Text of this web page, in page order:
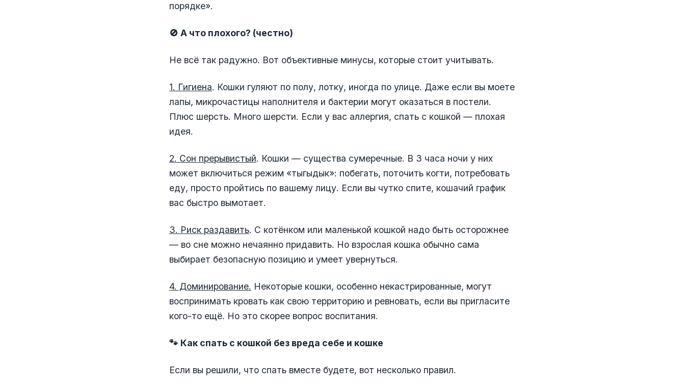
порядке».
🚫 А что плохого? (честно)
Не всё так радужно. Вот объективные минусы, которые стоит учитывать.
1. Гигиена. Кошки гуляют по полу, лотку, иногда по улице. Даже если вы моете
лапы, микрочастицы наполнителя и бактерии могут оказаться в постели.
Плюс шерсть. Много шерсти. Если у вас аллергия, спать с кошкой — плохая
идея.
2. Сон прерывистый. Кошки — существа сумеречные. В 3 часа ночи у них
может включиться режим «тыгыдык»: побегать, поточить когти, потребовать
еду, просто пройтись по вашему лицу. Если вы чутко спите, кошачий график
вас быстро вымотает.
3. Риск раздавить. С котёнком или маленькой кошкой надо быть осторожнее
— во сне можно нечаянно придавить. Но взрослая кошка обычно сама
выбирает безопасную позицию и умеет увернуться.
4. Доминирование. Некоторые кошки, особенно некастрированные, могут
воспринимать кровать как свою территорию и ревновать, если вы пригласите
кого-то ещё. Но это скорее вопрос воспитания.
🐾 Как спать с кошкой без вреда себе и кошке
Если вы решили, что спать вместе будете, вот несколько правил.